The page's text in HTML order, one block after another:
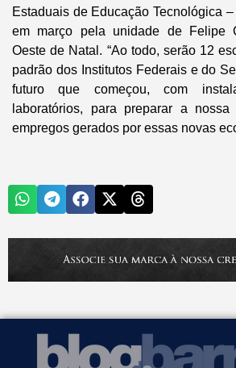
Estaduais de Educação Tecnológica
em março pela unidade de Felipe
Oeste de Natal. “Ao todo, serão 12
padrão dos Institutos Federais e do
futuro que começou, com
laboratórios, para preparar a
empregos gerados por essas novas